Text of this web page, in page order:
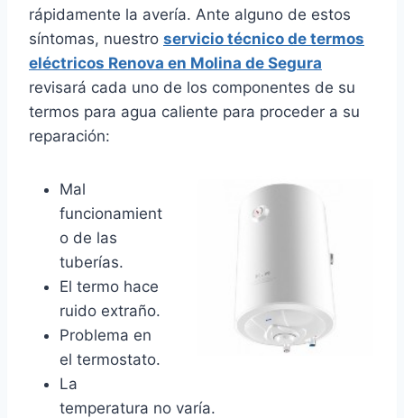
rápidamente la avería. Ante alguno de estos
síntomas, nuestro servicio técnico de termos
eléctricos Renova en Molina de Segura
revisará cada uno de los componentes de su
termos para agua caliente para proceder a su
reparación:
Mal
funcionamient
o de las
tuberías.
El termo hace
ruido extraño.
Problema en
el termostato.
La
temperatura no varía.